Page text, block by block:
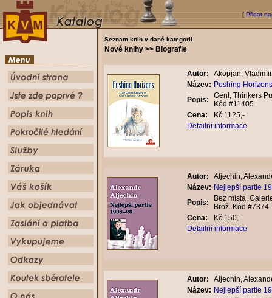
[ Přidat
Seznam knih v dané kategorii
Nové knihy >> Biografie
Autor:
Akopjan, Vladimir
Název: Pushing
Popis:
Gent, Thinkers
Kód #11405
Cena:
Kč 1125,-
Detailní informace
Autor:
Aljechin,
Název: Nejlepší partie
Popis:
Bez místa,
Brož. Kód #7374
Cena:
Kč 150,-
Detailní informace
Autor:
Aljechin,
Název: Nejlepší partie